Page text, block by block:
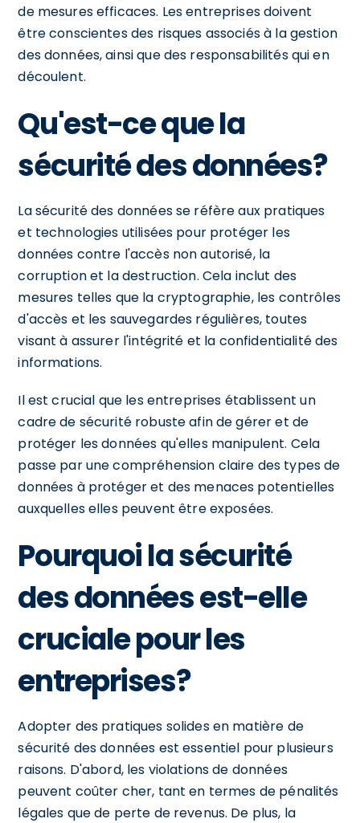
de mesures efficaces. Les entreprises doivent
être conscientes des risques associés à la gestion
des données, ainsi que des responsabilités qui en
découlent.
Qu'est-ce que la
sécurité des données?
La sécurité des données se réfère aux pratiques
et technologies utilisées pour protéger les
données contre l'accès non autorisé, la
corruption et la destruction. Cela inclut des
mesures telles que la cryptographie, les contrôles
d'accès et les sauvegardes régulières, toutes
visant à assurer l'intégrité et la confidentialité des
informations.
Il est crucial que les entreprises établissent un
cadre de sécurité robuste afin de gérer et de
protéger les données qu'elles manipulent. Cela
passe par une compréhension claire des types de
données à protéger et des menaces potentielles
auxquelles elles peuvent être exposées.
Pourquoi la sécurité
des données est-elle
cruciale pour les
entreprises?
Adopter des pratiques solides en matière de
sécurité des données est essentiel pour plusieurs
raisons. D'abord, les violations de données
peuvent coûter cher, tant en termes de pénalités
légales que de perte de revenus. De plus, la